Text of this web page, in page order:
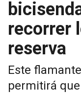
recorrer
reserva
Este
permitirá